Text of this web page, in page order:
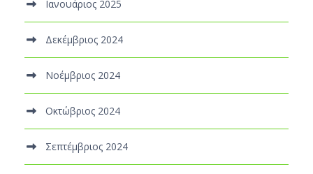
Ιανουάριος 2025
Δεκέμβριος 2024
Νοέμβριος 2024
Οκτώβριος 2024
Σεπτέμβριος 2024